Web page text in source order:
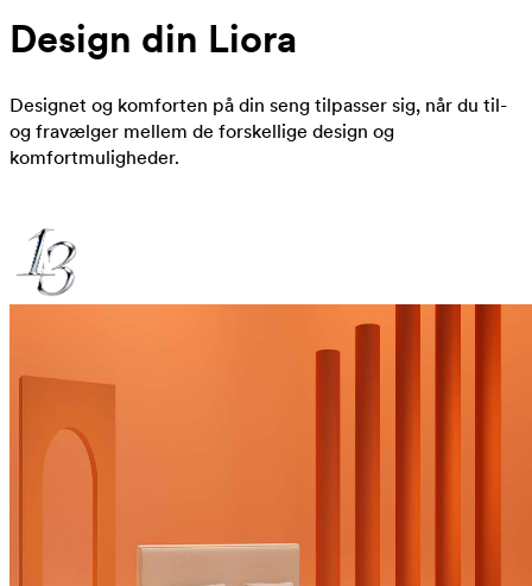
Design din Liora
Designet og komforten på din seng tilpasser sig, når du til-
og fravælger mellem de forskellige design og
komfortmuligheder.